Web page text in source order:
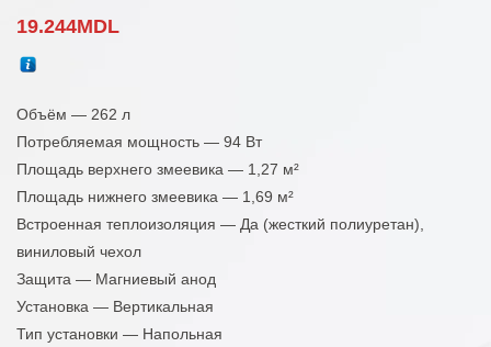
19.244MDL
Объём — 262 л
Потребляемая мощность — 94 Вт
Площадь верхнего змеевика — 1,27 м²
Площадь нижнего змеевика — 1,69 м²
Встроенная теплоизоляция — Да (жесткий полиуретан),
виниловый чехол
Защита — Магниевый анод
Установка — Вертикальная
Тип установки — Напольная